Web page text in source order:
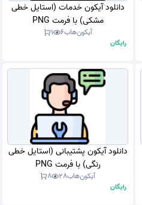
دانلود آیکون خدمات (استایل خطی
مشکی) با فرمت PNG
آیکون‌هاب6
1
رایگان
دانلود آیکون پشتیبانی (استایل خطی
رنگی) با فرمت PNG
آیکون‌هاب28
8
رایگان